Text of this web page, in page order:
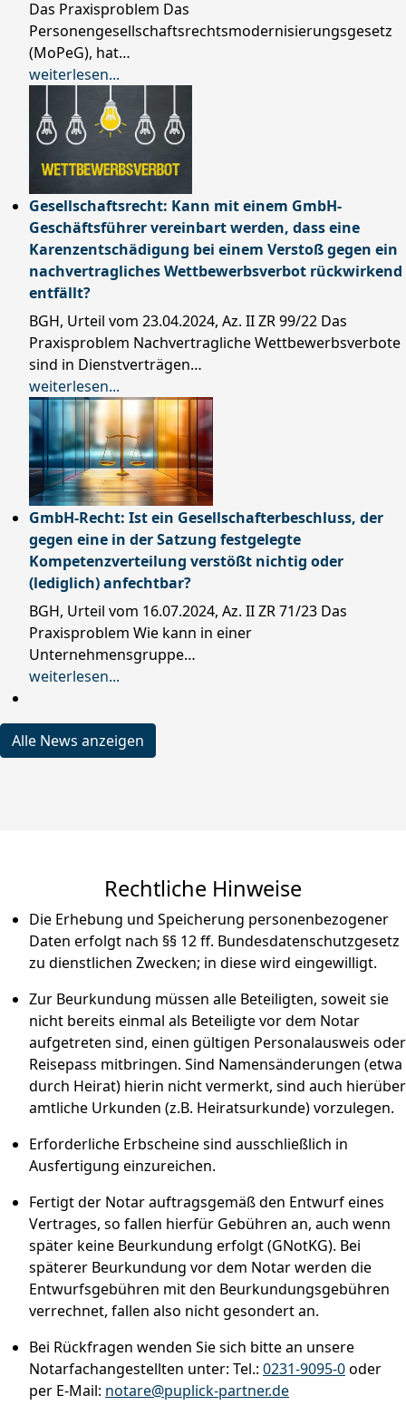
Das Praxisproblem Das
Personengesellschaftsrechtsmodernisierungsgesetz
(MoPeG), hat…
weiterlesen...
Gesellschaftsrecht: Kann mit einem GmbH-
Geschäftsführer vereinbart werden, dass eine
Karenzentschädigung bei einem Verstoß gegen ein
nachvertragliches Wettbewerbsverbot rückwirkend
entfällt?
BGH, Urteil vom 23.04.2024, Az. II ZR 99/22 Das
Praxisproblem Nachvertragliche Wettbewerbsverbote
sind in Dienstverträgen…
weiterlesen...
GmbH-Recht: Ist ein Gesellschafterbeschluss, der
gegen eine in der Satzung festgelegte
Kompetenzverteilung verstößt nichtig oder
(lediglich) anfechtbar?
BGH, Urteil vom 16.07.2024, Az. II ZR 71/23 Das
Praxisproblem Wie kann in einer
Unternehmensgruppe…
weiterlesen...
Alle News anzeigen
Rechtliche Hinweise
Die Erhebung und Speicherung personenbezogener
Daten erfolgt nach §§ 12 ff. Bundesdatenschutzgesetz
zu dienstlichen Zwecken; in diese wird eingewilligt.​
Zur Beurkundung müssen alle Beteiligten, soweit sie
nicht bereits einmal als Beteiligte vor dem Notar
aufgetreten sind, einen gültigen Personalausweis oder
Reisepass mitbringen. Sind Namensänderungen (etwa
durch Heirat) hierin nicht vermerkt, sind auch hierüber
amtliche Urkunden (z.B. Heiratsurkunde) vorzulegen.​
Erforderliche Erbscheine sind ausschließlich in
Ausfertigung einzureichen.​
Fertigt der Notar auftragsgemäß den Entwurf eines
Vertrages, so fallen hierfür Gebühren an, auch wenn
später keine Beurkundung erfolgt (GNotKG). Bei
späterer Beurkundung vor dem Notar werden die
Entwurfsgebühren mit den Beurkundungsgebühren
verrechnet, fallen also nicht gesondert an.​
Bei Rückfragen wenden Sie sich bitte an unsere
Notarfachangestellten unter: Tel.: 0231-9095-0oder
per E-Mail: notare@puplick-partner.de